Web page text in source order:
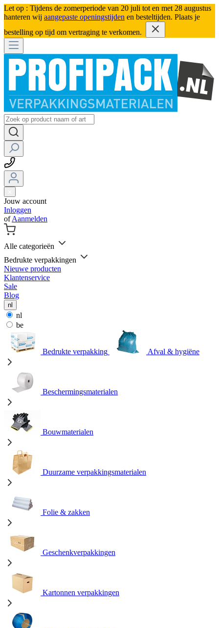
Let op : Tijdens de zomerperiode van 20 juli tot en met 28 augustus
hanteren wij aangepaste openingstijden en besteltijden. Plaats je
bestelling op tijd om vertraging te verkomen.
Jouw account
Inloggen
ofAanmelden
Alle categorieën
Bedrukte verpakkingen
Nieuwe producten
Klantenservice
Sale
Blog
nl
nl
be
Bedrukte verpakking Afval & hygiëne
Beschermingsmaterialen
Bouwmaterialen
Duurzame verpakkingsmaterialen
Folie & zakken
Geschenkverpakkingen
Kartonnen verpakkingen